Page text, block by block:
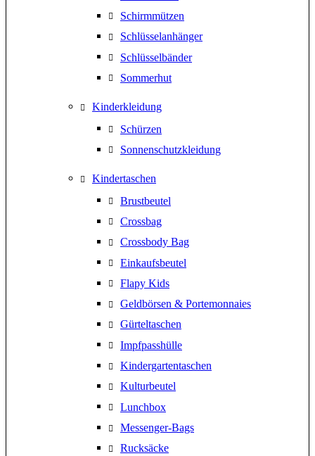
Schirmmützen
Schlüsselanhänger
Schlüsselbänder
Sommerhut
Kinderkleidung
Schürzen
Sonnenschutzkleidung
Kindertaschen
Brustbeutel
Crossbag
Crossbody Bag
Einkaufsbeutel
Flapy Kids
Geldbörsen & Portemonnaies
Gürteltaschen
Impfpasshülle
Kindergartentaschen
Kulturbeutel
Lunchbox
Messenger-Bags
Rucksäcke